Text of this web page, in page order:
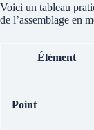
Voici un tableau
de l’assemblage en
Élément
Point